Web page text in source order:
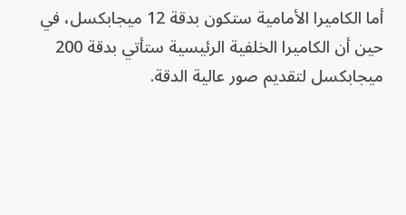
أما الكاميرا الأمامية ستكون بدقة 12 ميجابكسل، في
حين أن الكاميرا الخلفية الرئيسية ستأتي بدقة 200
ميجابكسل لتقديم صور عالية الدقة.